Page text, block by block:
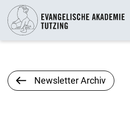
Newsletter Archiv